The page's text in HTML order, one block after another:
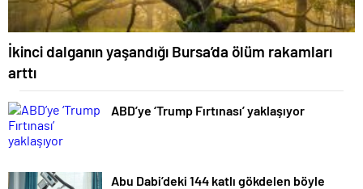
İkinci dalganın yaşandığı Bursa’da ölüm rakamları
arttı
ABD’ye ‘Trump Fırtınası’ yaklaşıyor
Abu Dabi’deki 144 katlı gökdelen böyle